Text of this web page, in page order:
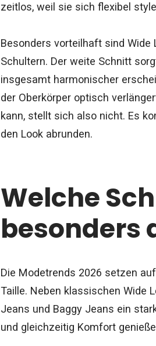
zeitlos, weil sie sich flexibel
Besonders vorteilhaft sind
Schultern. Der weite Schnitt
insgesamt harmonischer
der Oberkörper optisch
kann, stellt sich also nicht. Es
den Look abrunden.
Welche
besonders
Die Modetrends 2026 setzen
Taille. Neben klassischen Wide
Jeans und Baggy Jeans ein
und gleichzeitig Komfort